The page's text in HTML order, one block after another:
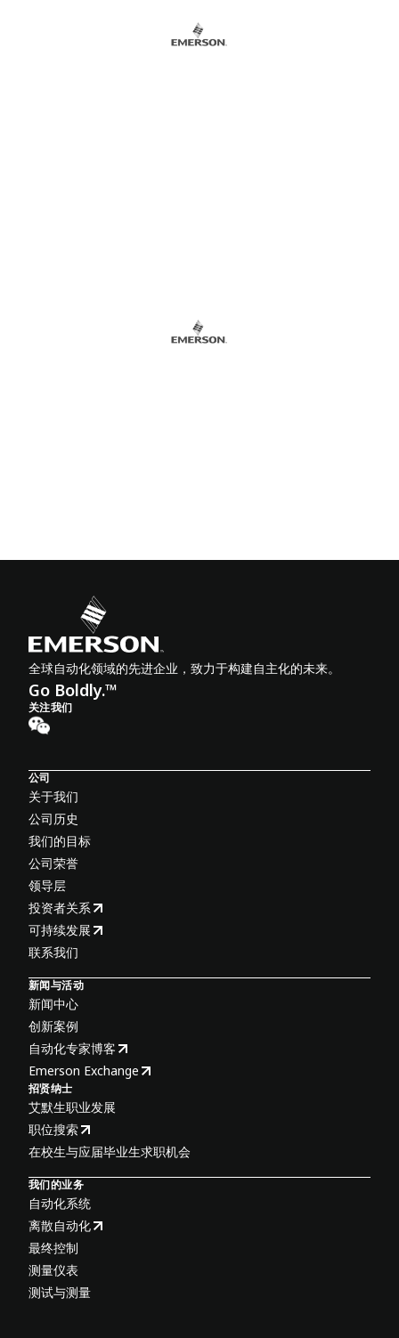
全球自动化领域的先进企业，致力于构建自主化的未来。
Go Boldly.™
关注我们
公司
关于我们
公司历史
我们的目标
公司荣誉
领导层
投资者关系
可持续发展
联系我们
新闻与活动
新闻中心
创新案例
自动化专家博客
Emerson Exchange
招贤纳士
艾默生职业发展
职位搜索
在校生与应届毕业生求职机会
我们的业务
自动化系统
离散自动化
最终控制
测量仪表
测试与测量